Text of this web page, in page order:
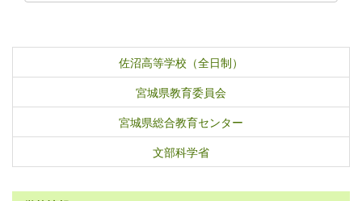
佐沼高等学校（全日制）
宮城県教育委員会
宮城県総合教育センター
文部科学省